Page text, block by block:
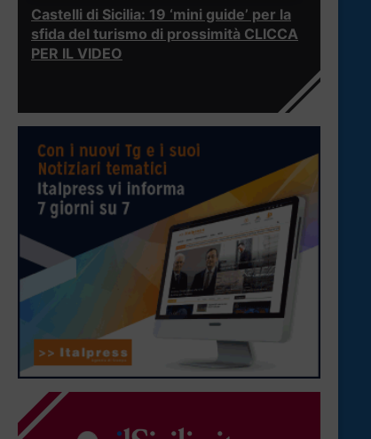
Castelli di Sicilia: 19 ‘mini guide’ per la
sfida del turismo di prossimità CLICCA
PER IL VIDEO